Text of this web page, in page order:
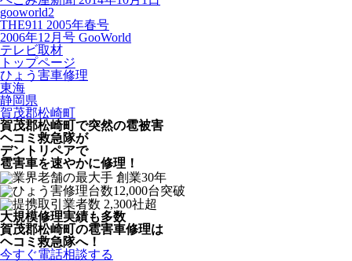
gooworld2
THE911 2005年春号
2006年12月号 GooWorld
テレビ取材
トップページ
ひょう害車修理
東海
静岡県
賀茂郡松崎町
賀茂郡松崎町で突然の雹被害
ヘコミ救急隊が
デントリペアで
雹害車を速やかに修理！
大規模修理実績も多数
賀茂郡松崎町の雹害車修理は
ヘコミ救急隊へ！
今すぐ電話相談する